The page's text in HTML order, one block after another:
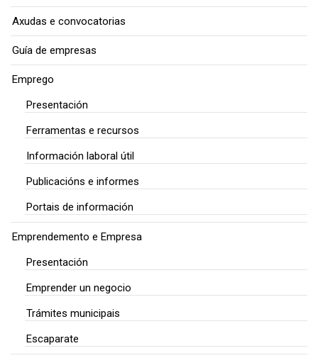
Axudas e convocatorias
Guía de empresas
Emprego
Presentación
Ferramentas e recursos
Información laboral útil
Publicacións e informes
Portais de información
Emprendemento e Empresa
Presentación
Emprender un negocio
Trámites municipais
Escaparate